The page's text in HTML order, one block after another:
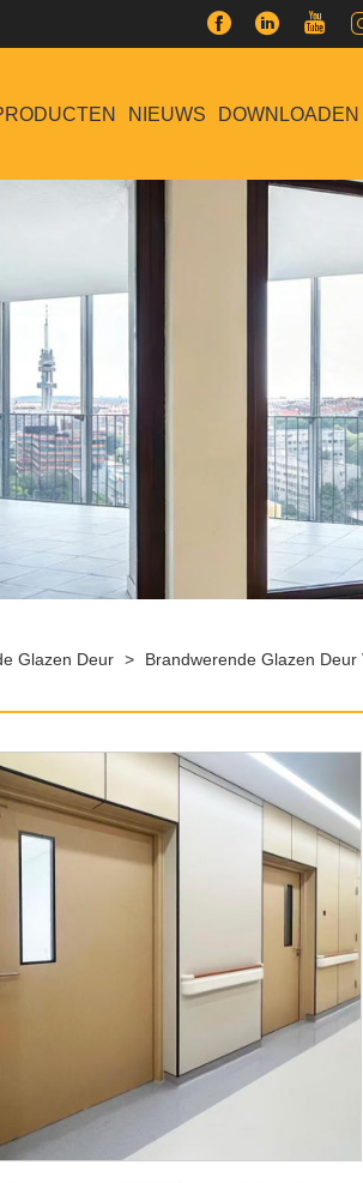
NIEUWS DOWNLOADEN
Glazen Deur > Brandwerende Glazen Deur